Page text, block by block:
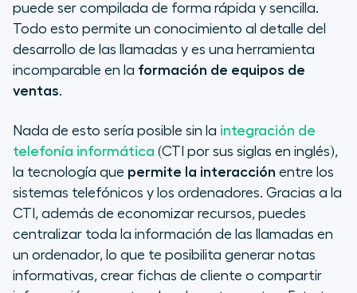
puede ser compilada de forma rápida y sencilla.
Todo esto permite un conocimiento al detalle del
desarrollo de las llamadas y es una herramienta
incomparable en la formación de equipos de
ventas.
Nada de esto sería posible sin la integración de
telefonía informática (CTI por sus siglas en inglés),
la tecnología que permite la interacción entre los
sistemas telefónicos y los ordenadores. Gracias a la
CTI, además de economizar recursos, puedes
centralizar toda la información de las llamadas en
un ordenador, lo que te posibilita generar notas
informativas, crear fichas de cliente o compartir